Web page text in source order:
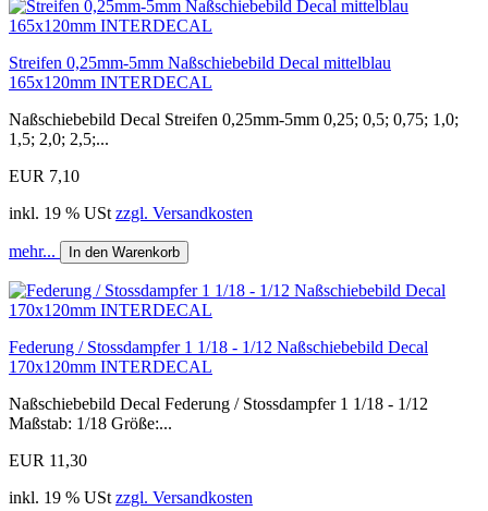
Streifen 0,25mm-5mm Naßschiebebild Decal mittelblau
165x120mm INTERDECAL
Naßschiebebild Decal Streifen 0,25mm-5mm 0,25; 0,5; 0,75; 1,0;
1,5; 2,0; 2,5;...
EUR 7,10
inkl. 19 % USt zzgl. Versandkosten
mehr... In den Warenkorb
Federung / Stossdampfer 1 1/18 - 1/12 Naßschiebebild Decal
170x120mm INTERDECAL
Naßschiebebild Decal Federung / Stossdampfer 1 1/18 - 1/12
Maßstab: 1/18 Größe:...
EUR 11,30
inkl. 19 % USt zzgl. Versandkosten